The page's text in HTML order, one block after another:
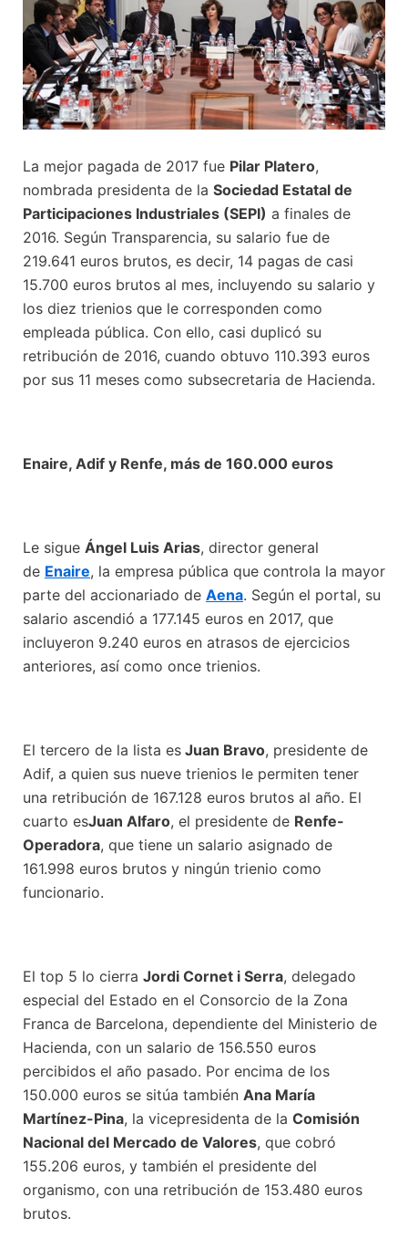
La mejor pagada de 2017 fue Pilar Platero,
nombrada presidenta de la Sociedad Estatal de
Participaciones Industriales (SEPI) a finales de
2016. Según Transparencia, su salario fue de
219.641 euros brutos, es decir, 14 pagas de casi
15.700 euros brutos al mes, incluyendo su salario y
los diez trienios que le corresponden como
empleada pública. Con ello, casi duplicó su
retribución de 2016, cuando obtuvo 110.393 euros
por sus 11 meses como subsecretaria de Hacienda.
Enaire, Adif y Renfe, más de 160.000 euros
Le sigue Ángel Luis Arias, director general
de Enaire, la empresa pública que controla la mayor
parte del accionariado de Aena. Según el portal, su
salario ascendió a 177.145 euros en 2017, que
incluyeron 9.240 euros en atrasos de ejercicios
anteriores, así como once trienios.
El tercero de la lista es Juan Bravo, presidente de
Adif, a quien sus nueve trienios le permiten tener
una retribución de 167.128 euros brutos al año. El
cuarto esJuan Alfaro, el presidente de Renfe-
Operadora, que tiene un salario asignado de
161.998 euros brutos y ningún trienio como
funcionario.
El top 5 lo cierra Jordi Cornet i Serra, delegado
especial del Estado en el Consorcio de la Zona
Franca de Barcelona, dependiente del Ministerio de
Hacienda, con un salario de 156.550 euros
percibidos el año pasado. Por encima de los
150.000 euros se sitúa también Ana María
Martínez-Pina, la vicepresidenta de la Comisión
Nacional del Mercado de Valores, que cobró
155.206 euros, y también el presidente del
organismo, con una retribución de 153.480 euros
brutos.